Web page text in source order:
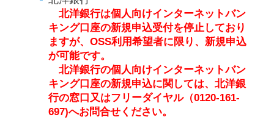
北洋銀行は個人向けインターネットバン
キング口座の新規申込受付を停止しており
ますが、OSS利用希望者に限り、新規申込
が可能です。
北洋銀行の個人向けインターネットバン
キング口座の新規申込に関しては、北洋銀
行の窓口又はフリーダイヤル（0120-161-
697)へお問合せください。